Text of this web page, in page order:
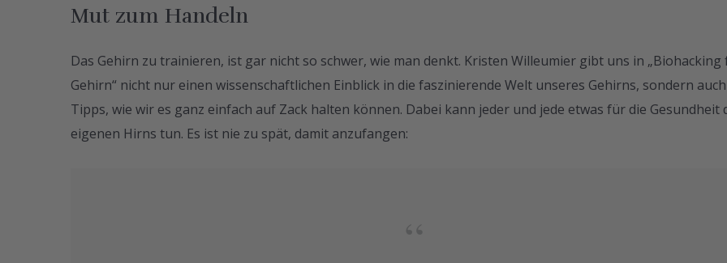
Mut zum Handeln
Das Gehirn zu trainieren, ist gar nicht so schwer, wie man denkt. Kristen Willeumier gibt uns in „Biohacking
Gehirn“ nicht nur einen wissenschaftlichen Einblick in die faszinierende Welt unseres Gehirns, sondern auch
Tipps, wie wir es ganz einfach auf Zack halten können. Dabei kann jeder und jede etwas für die Gesundheit
eigenen Hirns tun. Es ist nie zu spät, damit anzufangen: